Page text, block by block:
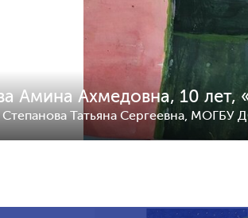
Амина Ахмедовна, 10 лет,
Степанова Татьяна Сергеевна,
Лазутко Лука Алексеевич,
Россия, Нижний Новгород